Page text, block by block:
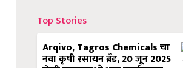
Top Stories
Arqivo, Tagros Chemicals चा
नवा कृषी रसायन ब्रँड, 20 जून 2025